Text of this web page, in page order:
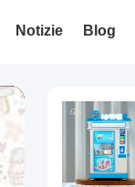
Notizie Blog